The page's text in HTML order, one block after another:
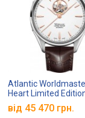
Atlantic
Heart Limited
52780.41.21R
від 45 470 грн.